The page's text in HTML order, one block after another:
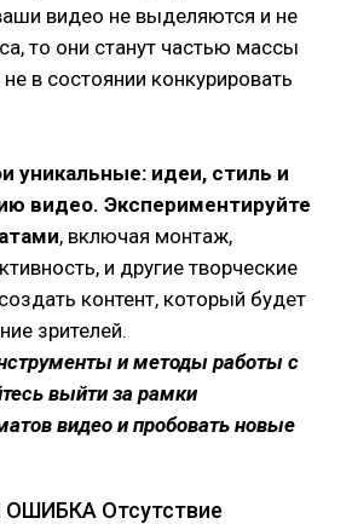
видео не выделяются и не
то они станут частью массы
в состоянии конкурировать
уникальные: идеи, стиль и
видео. Экспериментируйте
, включая монтаж,
и другие творческие
контент, который будет
зрителей.
и методы работы с
выйти за рамки
видео и пробовать новые
Отсутствие